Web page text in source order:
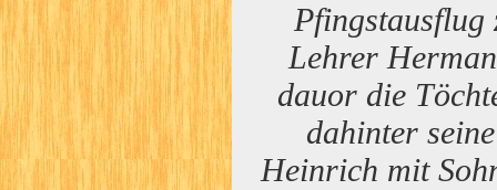
Pfingstausflug
Lehrer
dauor die
dahinter
Heinrich mit